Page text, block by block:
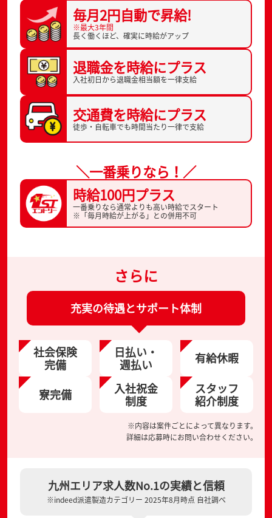
毎月2円自動で昇給!
※最大3年間
長く働くほど、 確実に時給がアップ
退職金を時給にプラス
入社初日から退職金相当額を一律支給
交通費を時給にプラス
徒歩・自転車でも時間当たり一律で支給
＼一番乗りなら！／
時給100円プラス
一番乗りなら通常よりも高い時給でスタート
※「毎月時給が上がる」との併用不可
さらに
充実の待遇とサポート体制
社会保険
完備
日払い・
週払い 有給休暇
寮完備 入社祝金
制度
スタッフ
紹介制度
※内容は案件ごとによって異なります。
詳細は応募時にお問い合わせください。
九州エリア求人数No.1の実績と信頼
※indeed派遣製造カテゴリー 2025年8月時点 自社調べ